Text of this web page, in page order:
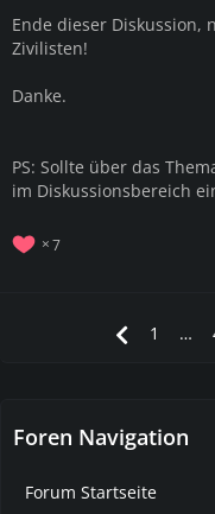
Ende dieser Diskussion,
Zivilisten!
Danke.
PS: Sollte über das
im Diskussionsbereich
7
1 …
Foren Navigation
Forum Startseite